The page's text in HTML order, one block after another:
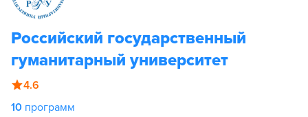
Российский государственный
гуманитарный университет
4.6
10 программ